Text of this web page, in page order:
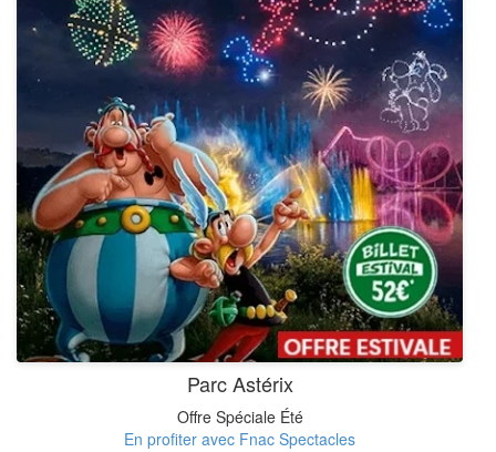
Parc Astérix
Offre Spéciale Été
En profiter avec Fnac Spectacles